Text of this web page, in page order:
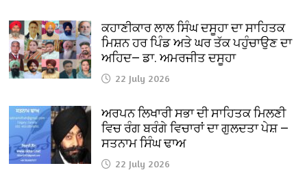
ਕਹਾਣੀਕਾਰ ਲਾਲ ਸਿੰਘ ਦਸੂਹਾ ਦਾ ਸਾਹਿਤਕ
ਮਿਸ਼ਨ ਹਰ ਪਿੰਡ ਅਤੇ ਘਰ ਤੱਕ ਪਹੁੰਚਾਉਣ ਦਾ
ਅਹਿਦ— ਡਾ. ਅਮਰਜੀਤ ਦਸੂਹਾ
22 July 2026
ਅਰਪਨ ਲਿਖਾਰੀ ਸਭਾ ਦੀ ਸਾਹਿਤਕ ਮਿਲਣੀ
ਵਿਚ ਰੰਗ ਬਰੰਗੇ ਵਿਚਾਰਾਂ ਦਾ ਗੁਲਦਤਾ ਪੇਸ਼ —
ਸਤਨਾਮ ਸਿੰਘ ਢਾਅ
22 July 2026